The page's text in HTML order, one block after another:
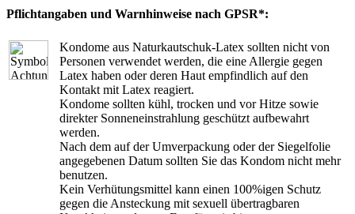
Pflichtangaben und Warnhinweise nach GPSR*:
Kondome aus Naturkautschuk-Latex sollten nicht von
Personen verwendet werden, die eine Allergie gegen
Latex haben oder deren Haut empfindlich auf den
Kontakt mit Latex reagiert.
Kondome sollten kühl, trocken und vor Hitze sowie
direkter Sonneneinstrahlung geschützt aufbewahrt
werden.
Nach dem auf der Umverpackung oder der Siegelfolie
angegebenen Datum sollten Sie das Kondom nicht mehr
benutzen.
Kein Verhütungsmittel kann einen 100%igen Schutz
gegen die Ansteckung mit sexuell übertragbaren